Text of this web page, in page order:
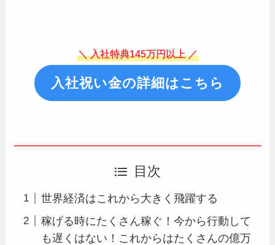
＼ 入社特典145万円以上 ／
入社祝い金の詳細はこちら
目次
世界経済はこれから大きく飛躍する
稼げる時にたくさん稼ぐ！今から行動して
も遅くはない！これからはたくさんの億万